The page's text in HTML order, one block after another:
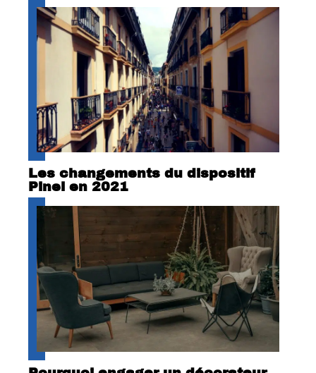
Les changements du dispositif
Pinel en 2021